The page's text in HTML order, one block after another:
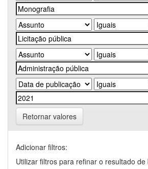
Retornar valores
Adicionar filtros:
Utilizar filtros para refinar o resultado de